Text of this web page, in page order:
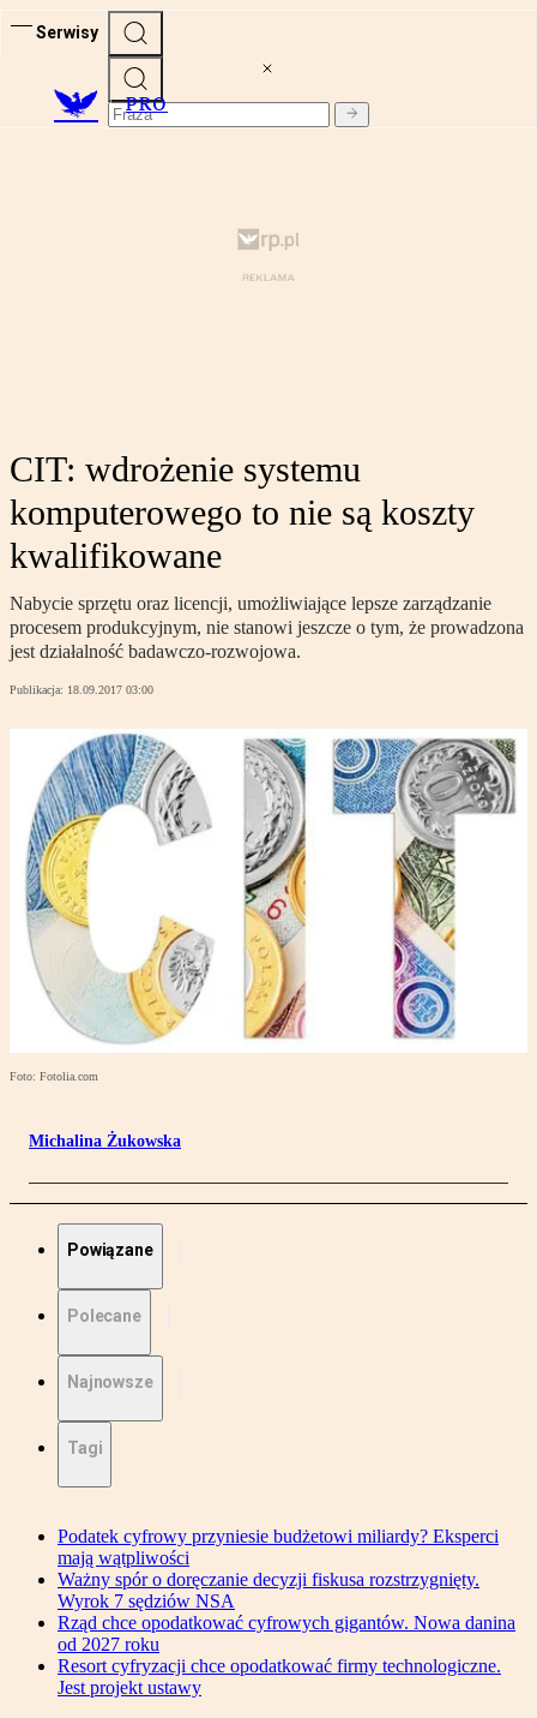
Serwisy
PRO
CIT: wdrożenie systemu
komputerowego to nie są koszty
kwalifikowane
Nabycie sprzętu oraz licencji, umożliwiające lepsze zarządzanie
procesem produkcyjnym, nie stanowi jeszcze o tym, że prowadzona
jest działalność badawczo-rozwojowa.
Publikacja: 18.09.2017 03:00
Foto: Fotolia.com
Michalina Żukowska
Powiązane
Polecane
Najnowsze
Tagi
Podatek cyfrowy przyniesie budżetowi miliardy? Eksperci
mają wątpliwości
Ważny spór o doręczanie decyzji fiskusa rozstrzygnięty.
Wyrok 7 sędziów NSA
Rząd chce opodatkować cyfrowych gigantów. Nowa danina
od 2027 roku
Resort cyfryzacji chce opodatkować firmy technologiczne.
Jest projekt ustawy